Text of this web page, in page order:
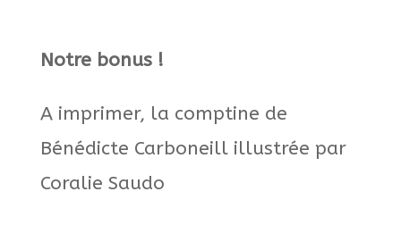
Notre bonus !
A imprimer, la comptine de
Bénédicte Carboneill illustrée par
Coralie Saudo